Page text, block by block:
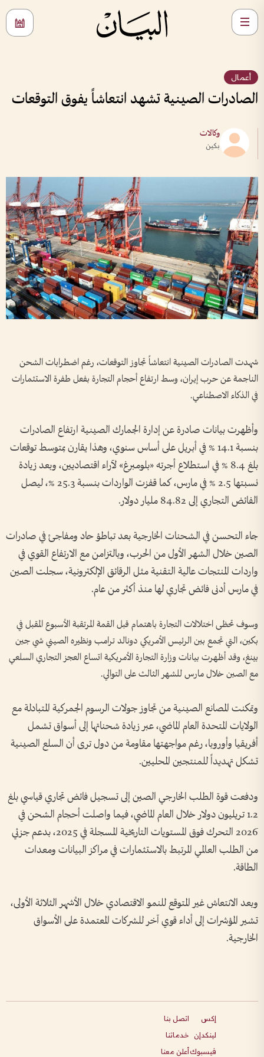
أعمال
الصادرات الصينية تشهد انتعاشاً يفوق التوقعات
وكالات
بكين
شهدت الصادرات الصينية انتعاشاً تجاوز التوقعات، رغم اضطرابات الشحن
الناجمة عن حرب إيران، وسط ارتفاع أحجام التجارة بفعل طفرة الاستثمارات
في الذكاء الاصطناعي.
وأظهرت بيانات صادرة عن إدارة الجمارك الصينية ارتفاع الصادرات
بنسبة 14.1 % في أبريل على أساس سنوي، وهذا يقارن بمتوسط توقعات
بلغ 8.4 % في استطلاع أجرته «بلومبرغ» لآراء اقتصاديين، وبعد زيادة
نسبتها 2.5 % في مارس، كما قفزت الواردات بنسبة 25.3 %، ليصل
الفائض التجاري إلى 84.82 مليار دولار.
جاء التحسن في الشحنات الخارجية بعد تباطؤ حاد ومفاجئ في صادرات
الصين خلال الشهر الأول من الحرب، وبالتزامن مع الارتفاع القوي في
واردات المنتجات عالية التقنية مثل الرقائق الإلكترونية، سجلت الصين
في مارس أدنى فائض تجاري لها منذ أكثر من عام.
وسوف تحظى اختلالات التجارة باهتمام قبل القمة المرتقبة الأسبوع المقبل في
بكين، التي تجمع بين الرئيس الأمريكي دونالد ترامب ونظيره الصيني شي جين
بينغ، وقد أظهرت بيانات وزارة التجارة الأمريكية اتساع العجز التجاري السلعي
مع الصين خلال مارس للشهر الثالث على التوالي.
وتمكنت المصانع الصينية من تجاوز جولات الرسوم الجمركية المتبادلة مع
الولايات المتحدة العام الماضي، عبر زيادة شحناتها إلى أسواق تشمل
أفريقيا وأوروبا، رغم مواجهتها مقاومة من دول ترى أن السلع الصينية
تشكل تهديداً للمنتجين المحليين.
ودفعت قوة الطلب الخارجي الصين إلى تسجيل فائض تجاري قياسي بلغ
1.2 تريليون دولار خلال العام الماضي، فيما واصلت أحجام الشحن في
2026 التحرك فوق المستويات التاريخية المسجلة في 2025، بدعم جزئي
من الطلب العالمي المرتبط بالاستثمارات في مراكز البيانات ومعدات
الطاقة.
وبعد الانتعاش غير المتوقع للنمو الاقتصادي خلال الأشهر الثلاثة الأولى،
تشير المؤشرات إلى أداء قوي آخر للشركات المعتمدة على الأسواق
الخارجية.
إكس
لينكدإن
فيسبوك
اتصل بنا
خدماتنا
أعلن معنا